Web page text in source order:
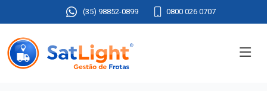
(35) 98852-0899 0800 026 0707